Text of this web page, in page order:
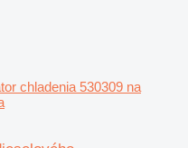
chladenia 530309 na